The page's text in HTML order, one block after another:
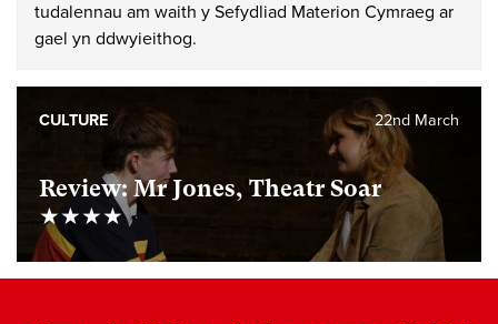
tudalennau am waith y Sefydliad Materion Cymraeg ar
gael yn ddwyieithog.
Review: Mr Jones, Theatr Soar
★★★★
22nd March
CULTURE